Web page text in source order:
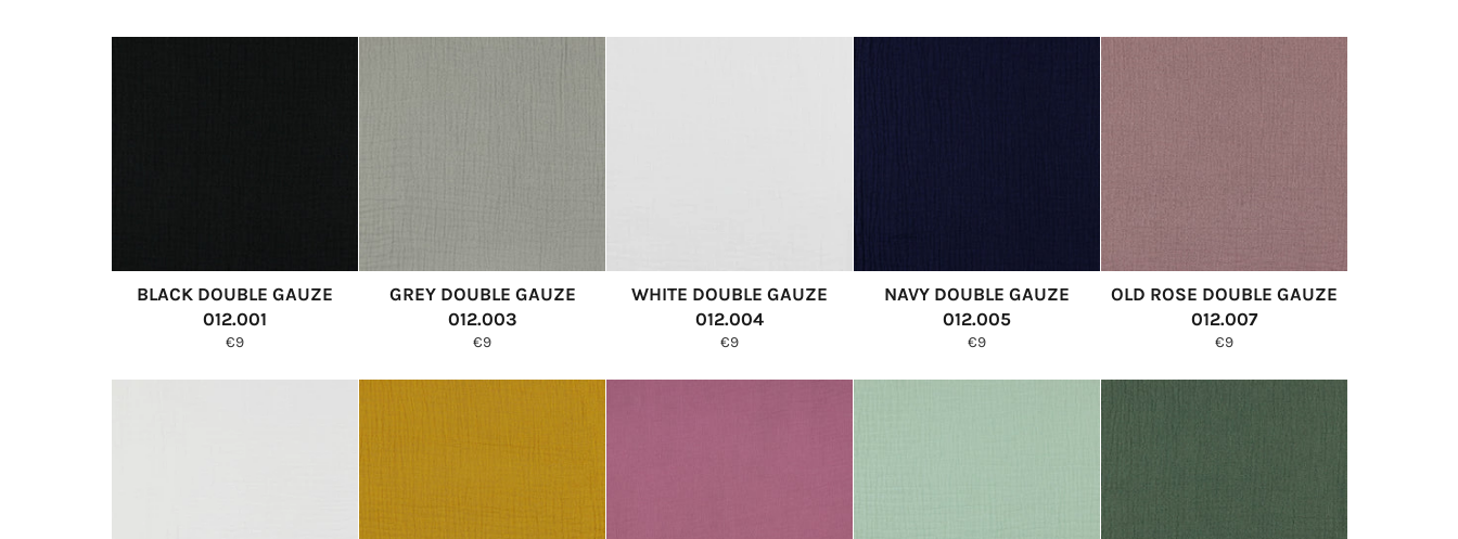
BLACK DOUBLE GAUZE
012.001
Normale
€9
GREY DOUBLE GAUZE
012.003
Normale
€9
WHITE DOUBLE GAUZE
012.004
Normale
€9
NAVY DOUBLE GAUZE
012.005
Normale
€9
OLD ROSE DOUBLE GAUZE
012.007
Normale
€9